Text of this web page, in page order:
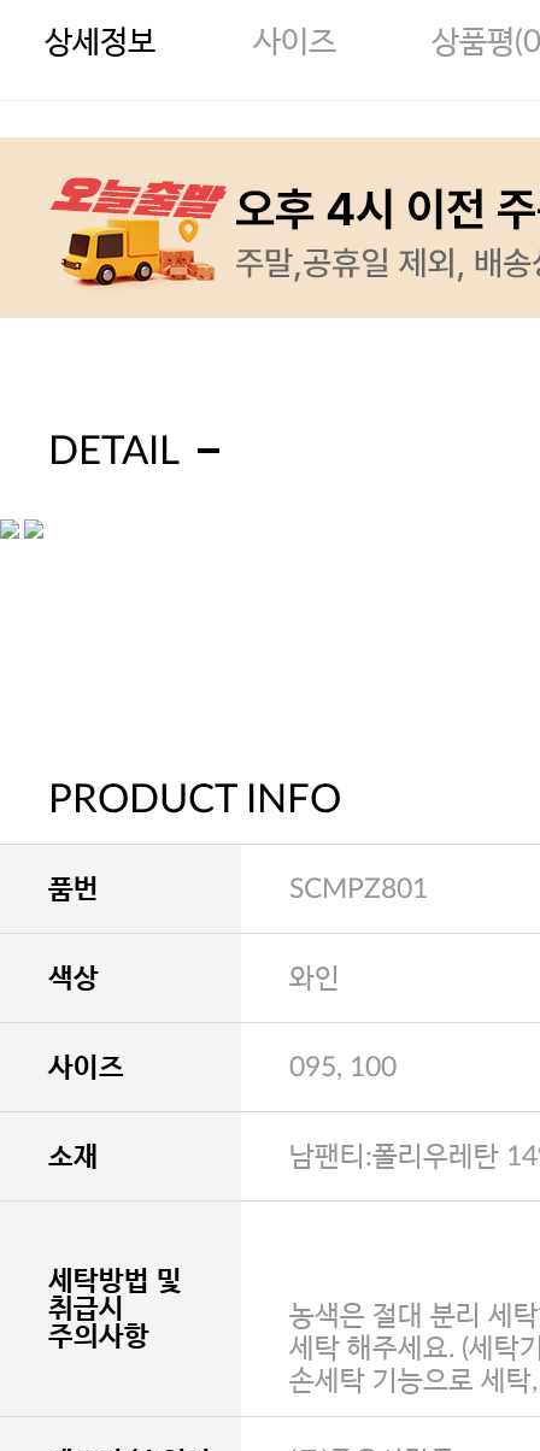
상세정보 사이즈 상품평(0
DETAIL
PRODUCT INFO
품번 SCMPZ801
색상 와인
사이즈 095, 100
소재 남팬티:폴리우레탄
세탁방법 및
취급시
주의사항
농색은 절대 분리 세
세탁 해주세요. (세탁
손세탁 기능으로 세탁